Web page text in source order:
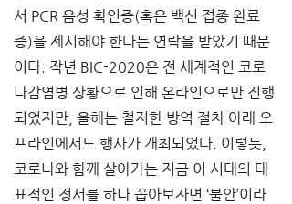
서 PCR 음성 확인증(혹은 백신 접종 완료
증)을 제시해야 한다는 연락을 받았기 때문
이다. 작년 BIC-2020은 전 세계적인 코로
나감염병 상황으로 인해 온라인으로만 진행
되었지만, 올해는 철저한 방역 절차 아래 오
프라인에서도 행사가 개최되었다. 이렇듯,
코로나와 함께 살아가는 지금 이 시대의 대
표적인 정서를 하나 꼽아보자면 ‘불안’이라